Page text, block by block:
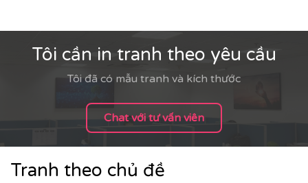
Mô tả sản phẩm:
Tôi cần in tranh theo yêu cầu
Tôi đã có mẫu tranh và kích thước
Chat với tư vấn viên
Tranh theo chủ đề